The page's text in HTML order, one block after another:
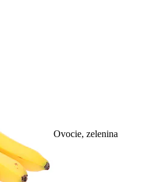
Ovocie, zelenina